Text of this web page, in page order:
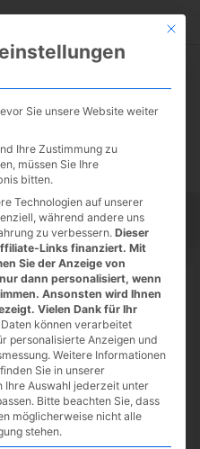
Tests
Warfare II
einen Kommentar
Duty ReiheModern Warfare II
und erscheint am
Mit
Sie unsere Website weiter
Ihre Zustimmung zu
müssen Sie Ihre
bitten.
Technologien auf unserer
während andere uns
zu verbessern. Dieser
Links finanziert. Mit
Sie der Anzeige von
dann personalisiert, wenn
Ansonsten wird Ihnen
Vielen Dank für Ihr
können verarbeitet
personalisierte Anzeigen und
Weitere Informationen
Sie in unserer
Ihre Auswahl jederzeit unter
Bitte beachten Sie, dass
möglicherweise nicht alle
stehen.